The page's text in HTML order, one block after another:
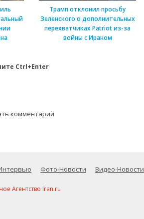
Трамп отклонил просьбу
Зеленского о дополнительных
перехватчиках Patriot из-за
войны с Ираном
Ctrl+Enter
комментарий
Фото-Новости Видео-Новости
Агентство Iran.ru